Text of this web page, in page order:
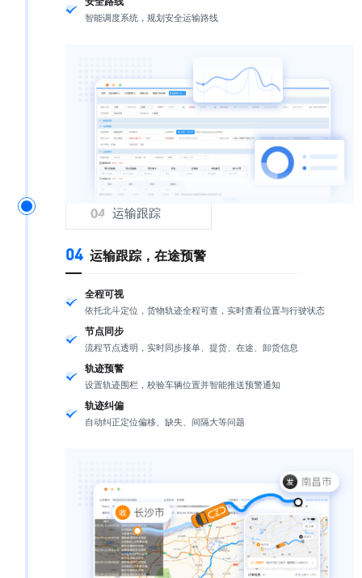
智能调度系统，规划安全运输路线
运输跟踪
04 运输跟踪，在途预警
全程可视
依托北斗定位，货物轨迹全程可查，实时查看位置与行驶状态
节点同步
流程节点透明，实时同步接单、提货、在途、卸货信息
轨迹预警
设置轨迹围栏，校验车辆位置并智能推送预警通知
轨迹纠偏
自动纠正定位偏移、缺失、间隔大等问题